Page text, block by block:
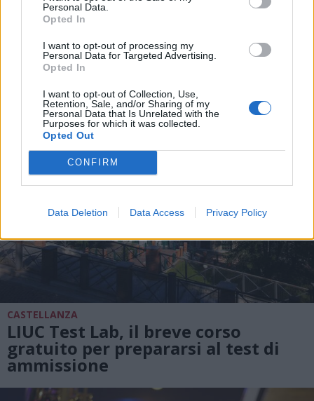
Personal Data.
Opted In
I want to opt-out of processing my
Personal Data for Targeted Advertising.
Opted In
I want to opt-out of Collection, Use,
Retention, Sale, and/or Sharing of my
Personal Data that Is Unrelated with the
Purposes for which it was collected.
Opted Out
CONFIRM
Data Deletion Data Access Privacy Policy
Cinque idee per la Notte di San
Lorenzo, tra stelle cadenti e
desideri da esprimere
CASTELLANZA
LIUC Test Lab, il breve corso
gratuito per prepararsi al test di
ammissione